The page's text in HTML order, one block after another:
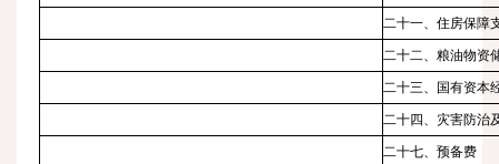
二十一、住房保障
二十二、粮油物资
二十三、国有资本
二十四、灾害防治
二十七、预备费